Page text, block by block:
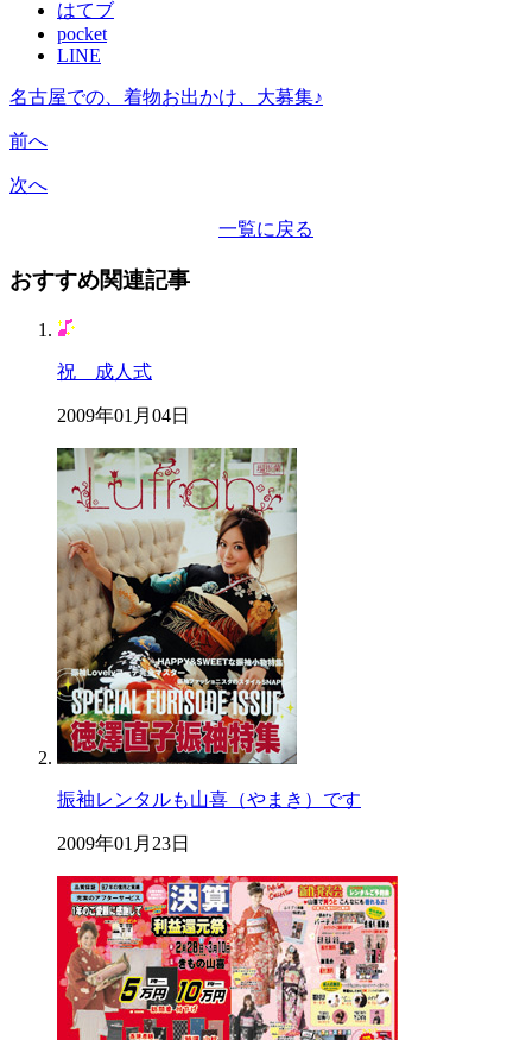
はてブ
pocket
LINE
名古屋での、着物お出かけ、大募集♪
前へ
次へ
一覧に戻る
おすすめ関連記事
祝 成人式
2009年01月04日
振袖レンタルも山喜（やまき）です
2009年01月23日